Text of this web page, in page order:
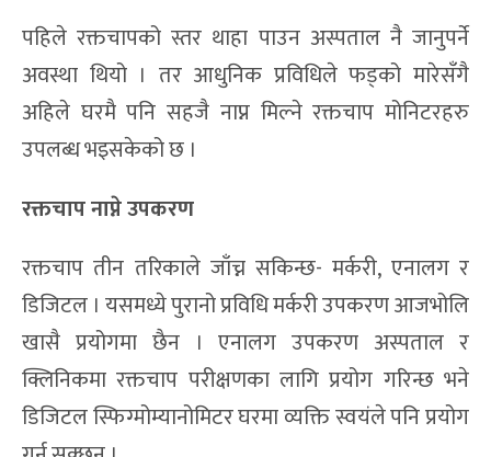
पहिले रक्तचापको स्तर थाहा पाउन अस्पताल नै जानुपर्ने
अवस्था थियो । तर आधुनिक प्रविधिले फड्को मारेसँगै
अहिले घरमै पनि सहजै नाप्न मिल्ने रक्तचाप मोनिटरहरु
उपलब्ध भइसकेको छ ।
रक्तचाप नाप्नेउपकरण
रक्तचाप तीन तरिकाले जाँच्न सकिन्छ- मर्करी, एनालग र
डिजिटल । यसमध्ये पुरानो प्रविधि मर्करी उपकरण आजभोलि
खासै प्रयोगमा छैन । एनालग उपकरण अस्पताल र
क्लिनिकमा रक्तचाप परीक्षणका लागि प्रयोग गरिन्छ भने
डिजिटल स्फिग्मोम्यानोमिटर घरमा व्यक्ति स्वयंले पनि प्रयोग